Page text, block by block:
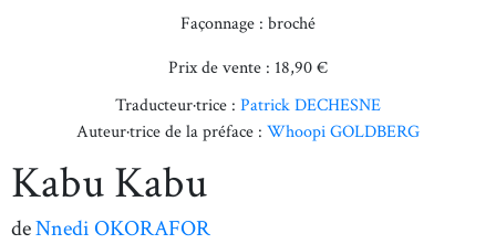
Façonnage : broché
Prix de vente : 18,90 €
Traducteur·trice : Patrick DECHESNE
Auteur·trice de la préface : Whoopi GOLDBERG
Kabu Kabu
deNnedi OKORAFOR